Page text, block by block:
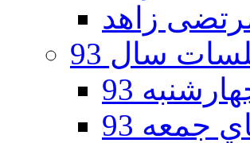
سال 93
93
جمعه 93